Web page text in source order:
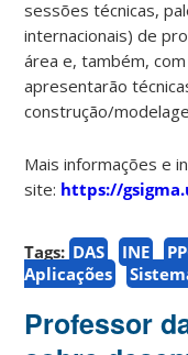
sessões técnicas,
internacionais) de
área e, também,
apresentarão
construção/
Mais informações e
site: https://
Tags: DAS INE
Aplicações
Professor